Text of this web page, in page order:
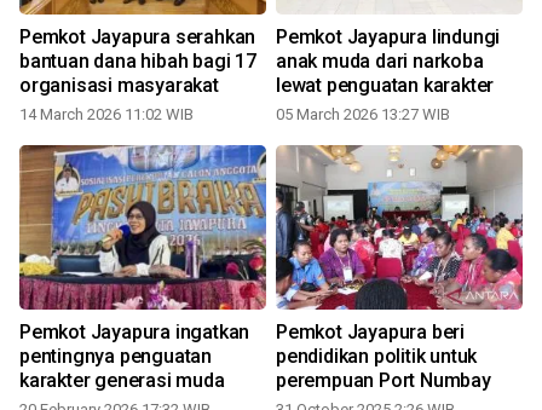
Pemkot Jayapura serahkan
bantuan dana hibah bagi 17
organisasi masyarakat
14 March 2026 11:02 WIB
Pemkot Jayapura lindungi
anak muda dari narkoba
lewat penguatan karakter
05 March 2026 13:27 WIB
Pemkot Jayapura ingatkan
pentingnya penguatan
karakter generasi muda
Pemkot Jayapura beri
pendidikan politik untuk
perempuan Port Numbay